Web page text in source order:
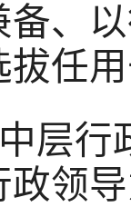
备、
拔任
层行
政领